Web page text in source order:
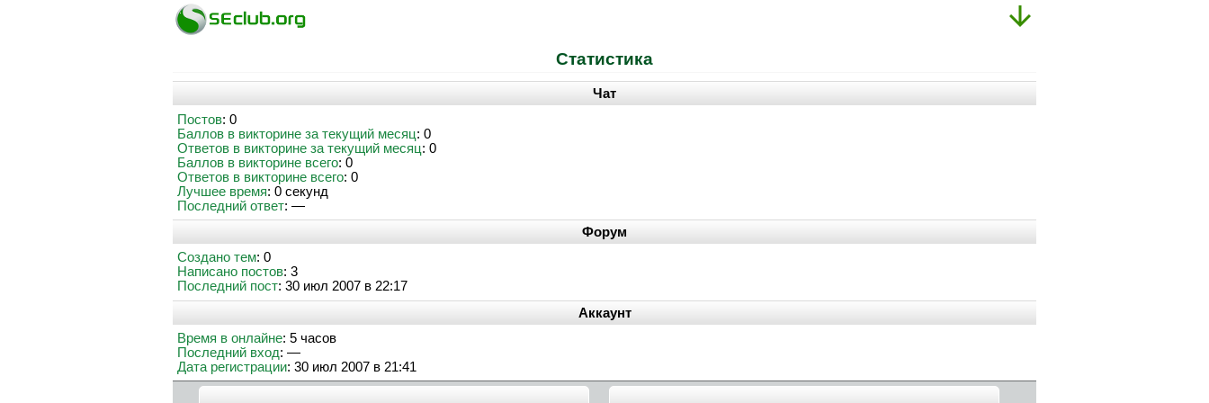
Статистика
Чат
Постов: 0
Баллов в викторине за текущий месяц: 0
Ответов в викторине за текущий месяц: 0
Баллов в викторине всего: 0
Ответов в викторине всего: 0
Лучшее время: 0 секунд
Последний ответ: —
Форум
Создано тем: 0
Написано постов: 3
Последний пост: 30 июл 2007 в 22:17
Аккаунт
Время в онлайне: 5 часов
Последний вход: —
Дата регистрации: 30 июл 2007 в 21:41